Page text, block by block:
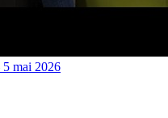
5 mai 2026